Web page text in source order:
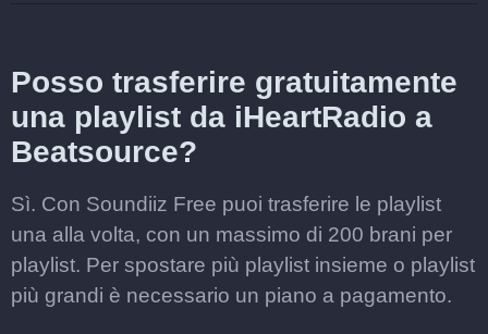
Posso trasferire gratuitamente
una playlist da iHeartRadio a
Beatsource?
Sì. Con Soundiiz Free puoi trasferire le playlist
una alla volta, con un massimo di 200 brani per
playlist. Per spostare più playlist insieme o playlist
più grandi è necessario un piano a pagamento.